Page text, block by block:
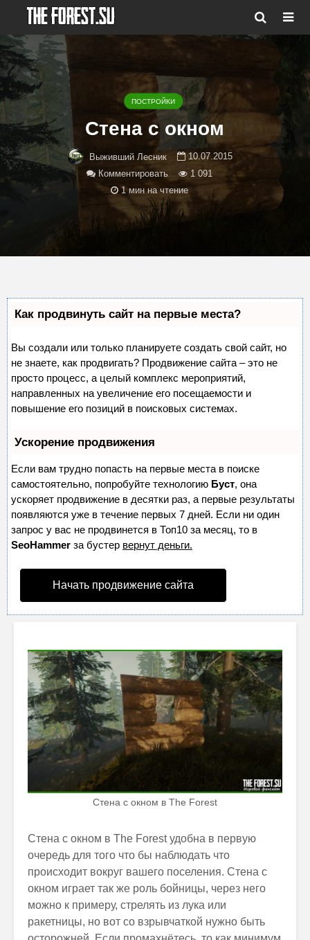
ПОСТРОЙКИ
Стена с окном
Выживший Лесник
10.07.2015
Комментировать
1 091
1 мин на чтение
Как продвинуть сайт на первые места?
Вы создали или только планируете создать свой сайт, но
не знаете, как продвигать? Продвижение сайта – это не
просто процесс, а целый комплекс мероприятий,
направленных на увеличение его посещаемости и
повышение его позиций в поисковых системах.
Ускорение продвижения
Если вам трудно попасть на первые места в поиске
самостоятельно, попробуйте технологию Буст, она
ускоряет продвижение в десятки раз, а первые результаты
появляются уже в течение первых 7 дней. Если ни один
запрос у вас не продвинется в Топ10 за месяц, то в
SeoHammer за бустер вернут деньги.
Начать продвижение сайта
Стена с окном в The Forest
Стена с окном в The Forest удобна в первую
очередь для того что бы наблюдать что
происходит вокруг вашего поселения. Стена с
окном играет так же роль бойницы, через него
можно к примеру, стрелять из лука или
ракетницы, но вот со взрывчаткой нужно быть